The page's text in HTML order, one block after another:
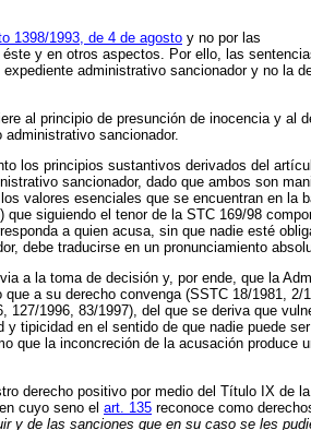
1398/1993, de 4 de agosto y no por las
y en otros aspectos. Por ello, las
administrativo sancionador y no la
al principio de presunción de inocencia y al
sancionador.
los principios sustantivos derivados del
sancionador, dado que ambos son
valores esenciales que se encuentran en la
siguiendo el tenor de la STC 169/98
a quien acusa, sin que nadie esté
debe traducirse en un pronunciamiento
a la toma de decisión y, por ende, que la
a su derecho convenga (SSTC 18/1981, 2/
1996, 83/1997), del que se deriva que
tipicidad en el sentido de que nadie puede
que la inconcreción de la acusación produce
derecho positivo por medio del Título IX de la
en cuyo seno el art. 135 reconoce como
de las sanciones que en su caso se les